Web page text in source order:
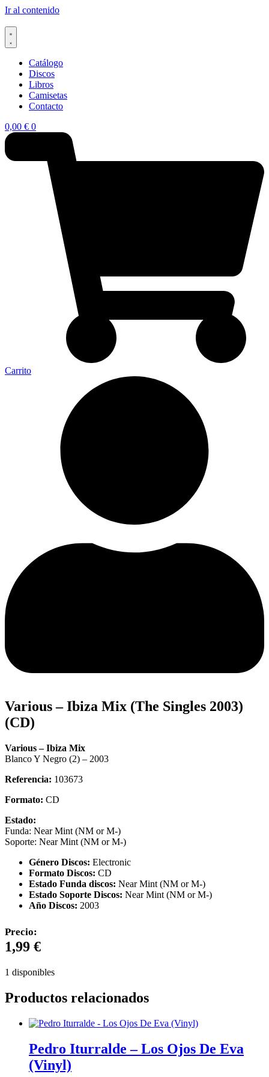
Ir al contenido
Catálogo
Discos
Libros
Camisetas
Contacto
0,00 € 0
Carrito
Various – Ibiza Mix (The Singles 2003)
(CD)
Various – Ibiza Mix
Blanco Y Negro (2) – 2003
Referencia: 103673
Formato: CD
Estado:
Funda: Near Mint (NM or M-)
Soporte: Near Mint (NM or M-)
Género Discos: Electronic
Formato Discos: CD
Estado Funda discos: Near Mint (NM or M-)
Estado Soporte Discos: Near Mint (NM or M-)
Año Discos: 2003
Precio:
1,99 €
1 disponibles
Productos relacionados
Pedro Iturralde – Los Ojos De Eva
(Vinyl)